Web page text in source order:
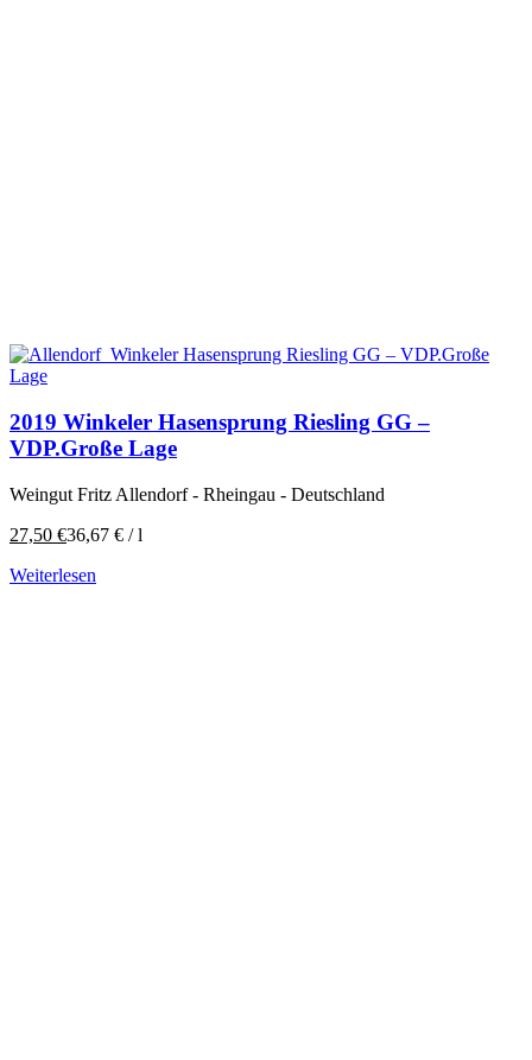
2019 Winkeler Hasensprung Riesling GG –
VDP.Große Lage
Weingut Fritz Allendorf - Rheingau - Deutschland
27,50 €36,67 € /l
Weiterlesen